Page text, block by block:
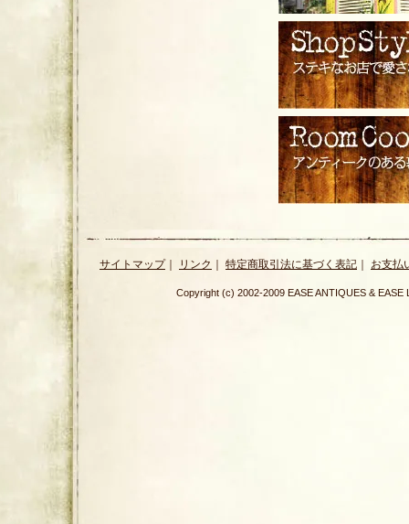
サイトマップ｜ リンク ｜ 特定商取引法に基づく表記 ｜ お支払
Copyright (c) 2002-2009 EASE ANTIQUES &